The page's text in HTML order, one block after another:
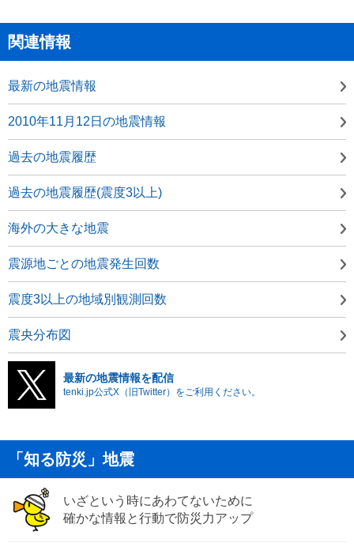
関連情報
最新の地震情報
2010年11月12日の地震情報
過去の地震履歴
過去の地震履歴(震度3以上)
海外の大きな地震
震源地ごとの地震発生回数
震度3以上の地域別観測回数
震央分布図
最新の地震情報を配信
tenki.jp公式X（旧Twitter）をご利用ください。
「知る防災」地震
いざという時にあわてないために
確かな情報と行動で防災力アップ